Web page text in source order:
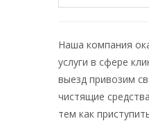
Наша компания
услуги в сфере
выезд привозим
чистящие
тем как